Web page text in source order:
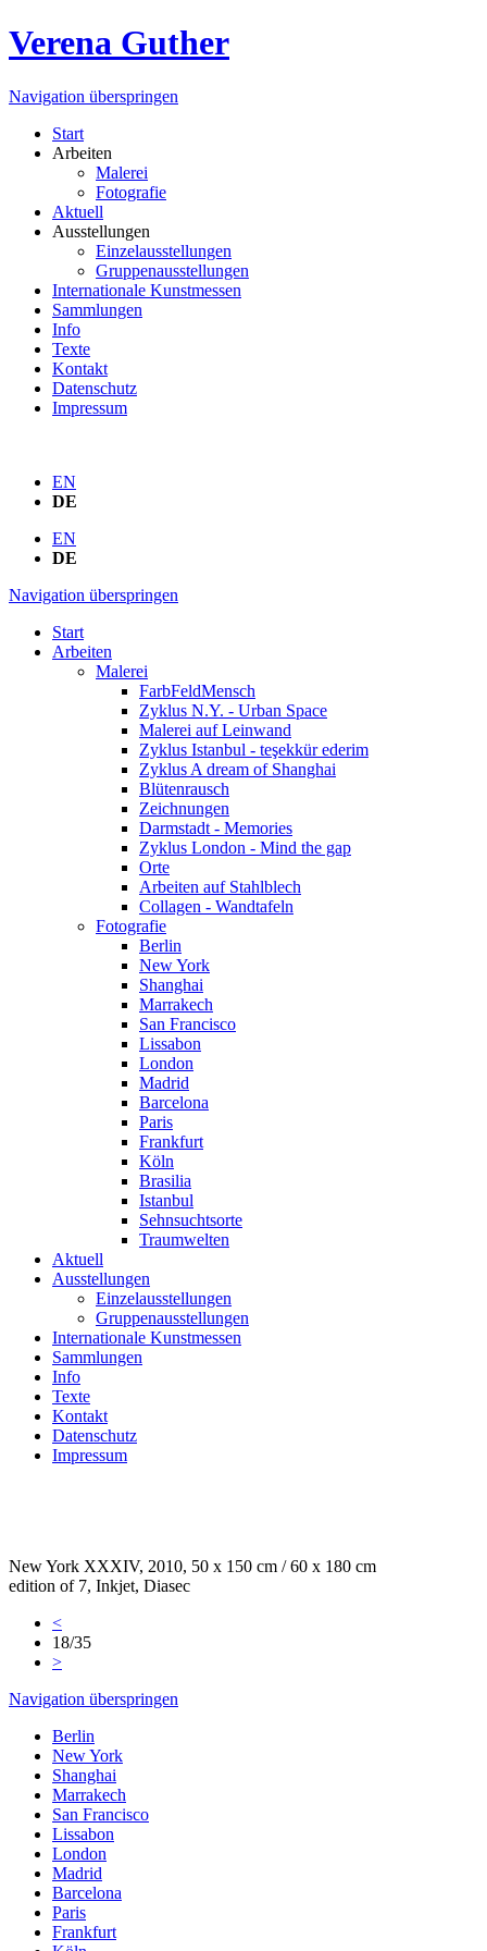
Verena Guther
Navigation überspringen
Start
Arbeiten
Malerei
Fotografie
Aktuell
Ausstellungen
Einzelausstellungen
Gruppenausstellungen
Internationale Kunstmessen
Sammlungen
Info
Texte
Kontakt
Datenschutz
Impressum
EN
DE
EN
DE
Navigation überspringen
Start
Arbeiten
Malerei
FarbFeldMensch
Zyklus N.Y. - Urban Space
Malerei auf Leinwand
Zyklus Istanbul - teşekkür ederim
Zyklus A dream of Shanghai
Blütenrausch
Zeichnungen
Darmstadt - Memories
Zyklus London - Mind the gap
Orte
Arbeiten auf Stahlblech
Collagen - Wandtafeln
Fotografie
Berlin
New York
Shanghai
Marrakech
San Francisco
Lissabon
London
Madrid
Barcelona
Paris
Frankfurt
Köln
Brasilia
Istanbul
Sehnsuchtsorte
Traumwelten
Aktuell
Ausstellungen
Einzelausstellungen
Gruppenausstellungen
Internationale Kunstmessen
Sammlungen
Info
Texte
Kontakt
Datenschutz
Impressum
New York XXXIV, 2010, 50 x 150 cm / 60 x 180 cm
edition of 7, Inkjet, Diasec
<
18/35
>
Navigation überspringen
Berlin
New York
Shanghai
Marrakech
San Francisco
Lissabon
London
Madrid
Barcelona
Paris
Frankfurt